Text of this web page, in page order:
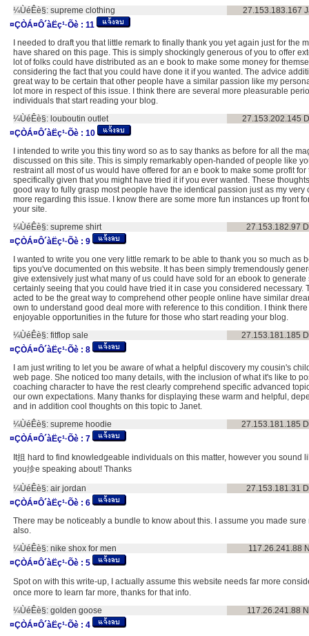
¼ÙéÊè§: supreme clothing 27.153.183.167
¤ÇÒÁ¤Ô´àËç¹·Õè : 11
I needed to draft you that little remark to finally thank you yet again just for the
have shared on this page. This is simply shockingly generous of you to offer
lot of folks could have distributed as an e book to make some money for
considering the fact that you could have done it if you wanted. The advice
great way to be certain that other people have a similar passion like my
lot more in respect of this issue. I think there are several more pleasurable
individuals that start reading your blog.
¼ÙéÊè§: louboutin outlet 27.153.202.145
¤ÇÒÁ¤Ô´àËç¹·Õè : 10
I intended to write you this tiny word so as to say thanks as before for all the
discussed on this site. This is simply remarkably open-handed of people like
restraint all most of us would have offered for an e book to make some profit
specifically given that you might have tried it if you ever wanted. These
good way to fully grasp most people have the identical passion just as my very
more regarding this issue. I know there are some more fun instances up front
your site.
¼ÙéÊè§: supreme shirt 27.153.182.97
¤ÇÒÁ¤Ô´àËç¹·Õè : 9
I wanted to write you one very little remark to be able to thank you so much as
tips you've documented on this website. It has been simply tremendously
give extensively just what many of us could have sold for an ebook to
certainly seeing that you could have tried it in case you considered necessary.
acted to be the great way to comprehend other people online have similar
own to understand good deal more with reference to this condition. I think
enjoyable opportunities in the future for those who start reading your blog.
¼ÙéÊè§: fitflop sale 27.153.181.185
¤ÇÒÁ¤Ô´àËç¹·Õè : 8
I am just writing to let you be aware of what a helpful discovery my cousin's
web page. She noticed too many details, with the inclusion of what it's like to
coaching character to have the rest clearly comprehend specific advanced
our own expectations. Many thanks for displaying these warm and helpful,
and in addition cool thoughts on this topic to Janet.
¼ÙéÊè§: supreme hoodie 27.153.181.185
¤ÇÒÁ¤Ô´àËç¹·Õè : 7
It抯 hard to find knowledgeable individuals on this matter, however you sound
you抮e speaking about! Thanks
¼ÙéÊè§: air jordan 27.153.181.31
¤ÇÒÁ¤Ô´àËç¹·Õè : 6
There may be noticeably a bundle to know about this. I assume you made
also.
¼ÙéÊè§: nike shox for men 117.26.241.88
¤ÇÒÁ¤Ô´àËç¹·Õè : 5
Spot on with this write-up, I actually assume this website needs far more
once more to learn far more, thanks for that info.
¼ÙéÊè§: golden goose 117.26.241.88
¤ÇÒÁ¤Ô´àËç¹·Õè : 4